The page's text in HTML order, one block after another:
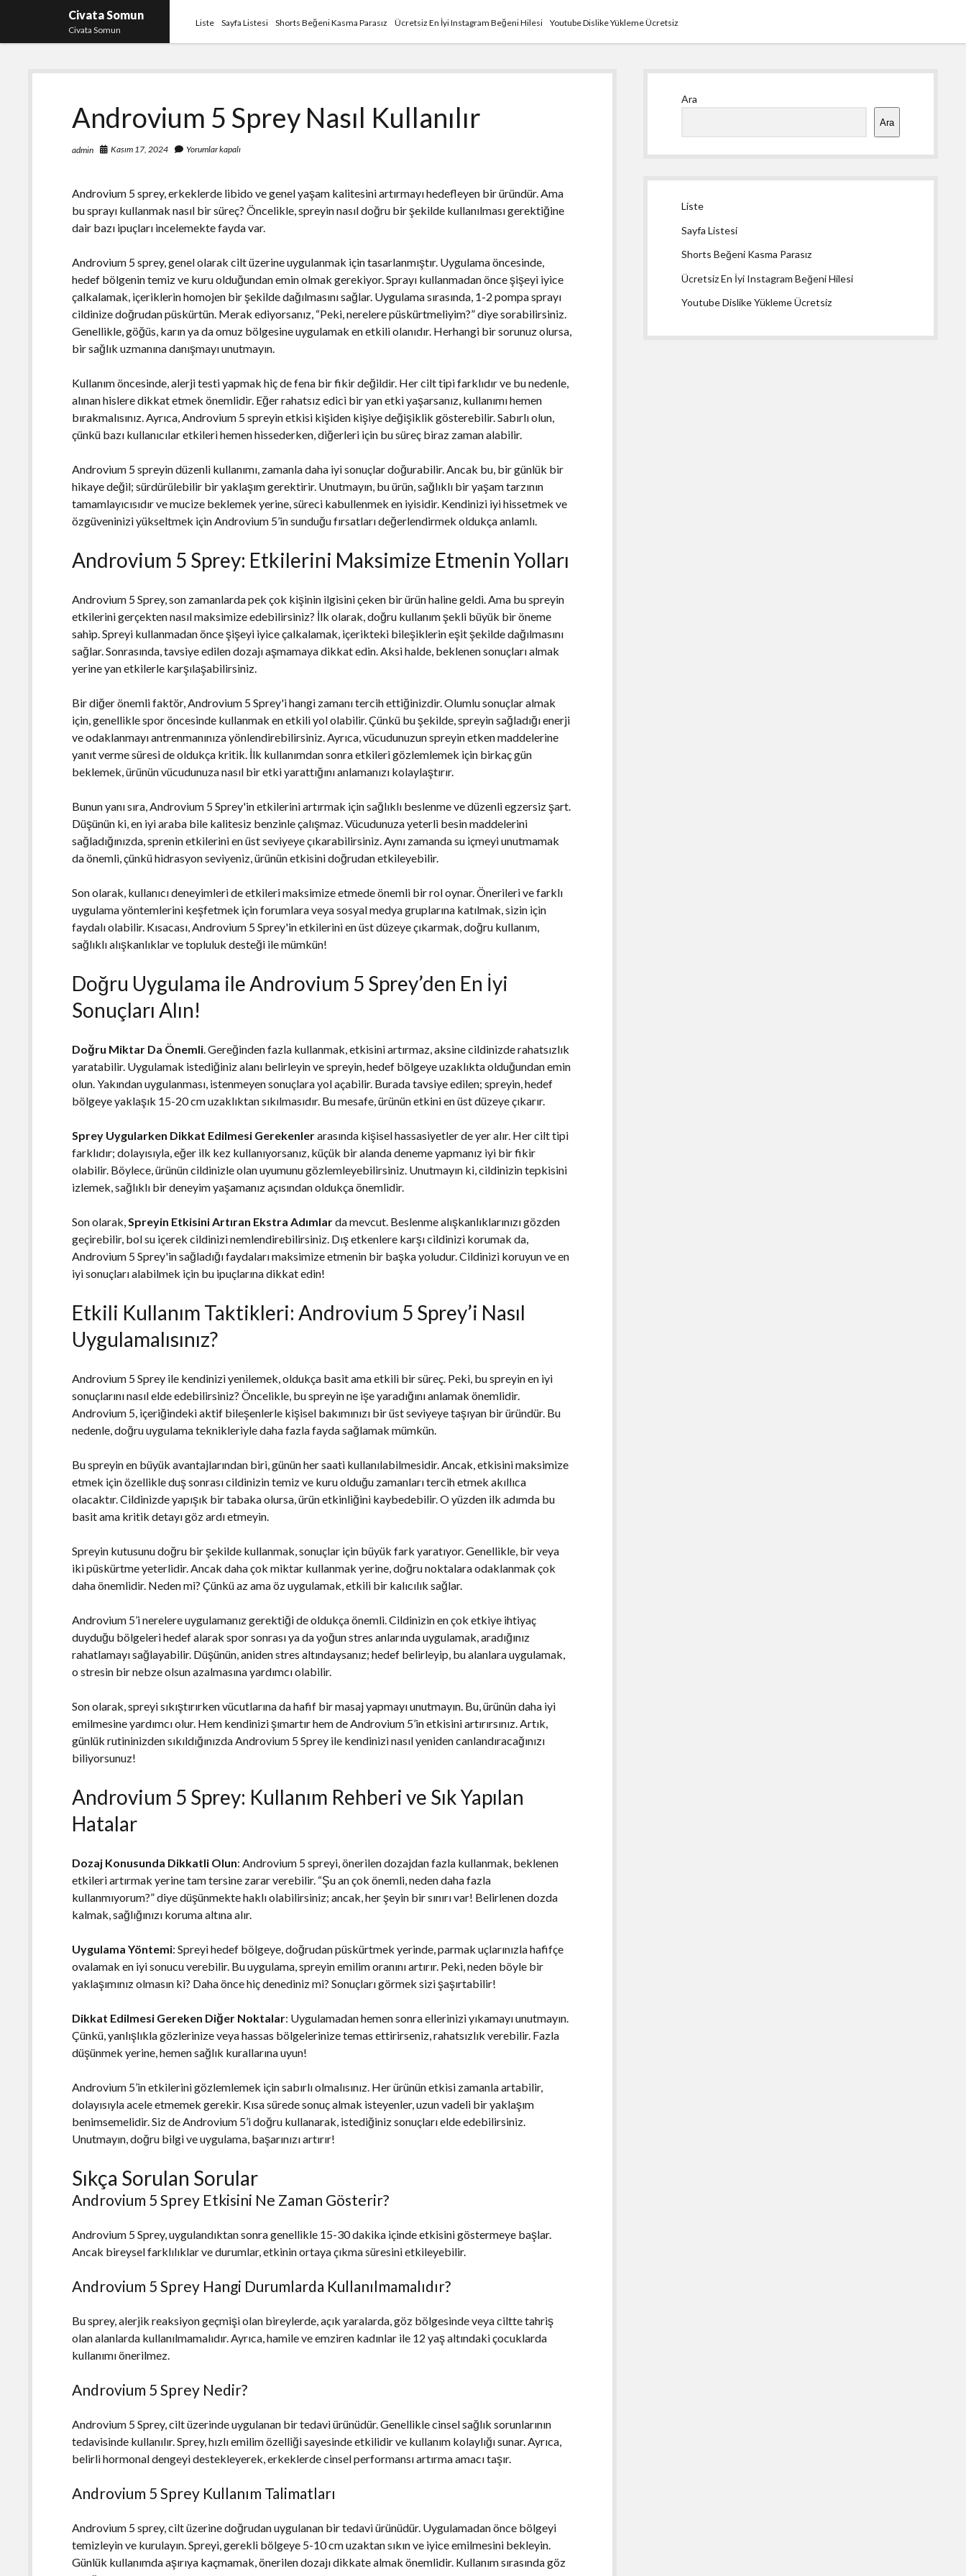
Civata Somun
Civata Somun
Liste Sayfa Listesi Shorts Beğeni Kasma Parasız Ücretsiz En İyi Instagram Beğeni Hilesi Youtube Dislike Yükleme Ücretsiz
Androvium 5 Sprey Nasıl Kullanılır
admin Kasım 17, 2024 Yorumlar kapalı
Androvium 5 sprey, erkeklerde libido ve genel yaşam kalitesini artırmayı hedefleyen bir üründür. Ama
bu sprayı kullanmak nasıl bir süreç? Öncelikle, spreyin nasıl doğru bir şekilde kullanılması gerektiğine
dair bazı ipuçları incelemekte fayda var.
Androvium 5 sprey, genel olarak cilt üzerine uygulanmak için tasarlanmıştır. Uygulama öncesinde,
hedef bölgenin temiz ve kuru olduğundan emin olmak gerekiyor. Sprayı kullanmadan önce şişeyi iyice
çalkalamak, içeriklerin homojen bir şekilde dağılmasını sağlar. Uygulama sırasında, 1-2 pompa sprayı
cildinize doğrudan püskürtün. Merak ediyorsanız, “Peki, nerelere püskürtmeliyim?” diye sorabilirsiniz.
Genellikle, göğüs, karın ya da omuz bölgesine uygulamak en etkili olanıdır. Herhangi bir sorunuz olursa,
bir sağlık uzmanına danışmayı unutmayın.
Kullanım öncesinde, alerji testi yapmak hiç de fena bir fikir değildir. Her cilt tipi farklıdır ve bu nedenle,
alınan hislere dikkat etmek önemlidir. Eğer rahatsız edici bir yan etki yaşarsanız, kullanımı hemen
bırakmalısınız. Ayrıca, Androvium 5 spreyin etkisi kişiden kişiye değişiklik gösterebilir. Sabırlı olun,
çünkü bazı kullanıcılar etkileri hemen hissederken, diğerleri için bu süreç biraz zaman alabilir.
Androvium 5 spreyin düzenli kullanımı, zamanla daha iyi sonuçlar doğurabilir. Ancak bu, bir günlük bir
hikaye değil; sürdürülebilir bir yaklaşım gerektirir. Unutmayın, bu ürün, sağlıklı bir yaşam tarzının
tamamlayıcısıdır ve mucize beklemek yerine, süreci kabullenmek en iyisidir. Kendinizi iyi hissetmek ve
özgüveninizi yükseltmek için Androvium 5’in sunduğu fırsatları değerlendirmek oldukça anlamlı.
Androvium 5 Sprey: Etkilerini Maksimize Etmenin Yolları
Androvium 5 Sprey, son zamanlarda pek çok kişinin ilgisini çeken bir ürün haline geldi. Ama bu spreyin
etkilerini gerçekten nasıl maksimize edebilirsiniz? İlk olarak, doğru kullanım şekli büyük bir öneme
sahip. Spreyi kullanmadan önce şişeyi iyice çalkalamak, içerikteki bileşiklerin eşit şekilde dağılmasını
sağlar. Sonrasında, tavsiye edilen dozajı aşmamaya dikkat edin. Aksi halde, beklenen sonuçları almak
yerine yan etkilerle karşılaşabilirsiniz.
Bir diğer önemli faktör, Androvium 5 Sprey'i hangi zamanı tercih ettiğinizdir. Olumlu sonuçlar almak
için, genellikle spor öncesinde kullanmak en etkili yol olabilir. Çünkü bu şekilde, spreyin sağladığı enerji
ve odaklanmayı antrenmanınıza yönlendirebilirsiniz. Ayrıca, vücudunuzun spreyin etken maddelerine
yanıt verme süresi de oldukça kritik. İlk kullanımdan sonra etkileri gözlemlemek için birkaç gün
beklemek, ürünün vücudunuza nasıl bir etki yarattığını anlamanızı kolaylaştırır.
Bunun yanı sıra, Androvium 5 Sprey'in etkilerini artırmak için sağlıklı beslenme ve düzenli egzersiz şart.
Düşünün ki, en iyi araba bile kalitesiz benzinle çalışmaz. Vücudunuza yeterli besin maddelerini
sağladığınızda, sprenin etkilerini en üst seviyeye çıkarabilirsiniz. Aynı zamanda su içmeyi unutmamak
da önemli, çünkü hidrasyon seviyeniz, ürünün etkisini doğrudan etkileyebilir.
Son olarak, kullanıcı deneyimleri de etkileri maksimize etmede önemli bir rol oynar. Önerileri ve farklı
uygulama yöntemlerini keşfetmek için forumlara veya sosyal medya gruplarına katılmak, sizin için
faydalı olabilir. Kısacası, Androvium 5 Sprey'in etkilerini en üst düzeye çıkarmak, doğru kullanım,
sağlıklı alışkanlıklar ve topluluk desteği ile mümkün!
Doğru Uygulama ile Androvium 5 Sprey’den En İyi
Sonuçları Alın!
Doğru Miktar Da Önemli. Gereğinden fazla kullanmak, etkisini artırmaz, aksine cildinizde rahatsızlık
yaratabilir. Uygulamak istediğiniz alanı belirleyin ve spreyin, hedef bölgeye uzaklıkta olduğundan emin
olun. Yakından uygulanması, istenmeyen sonuçlara yol açabilir. Burada tavsiye edilen; spreyin, hedef
bölgeye yaklaşık 15-20 cm uzaklıktan sıkılmasıdır. Bu mesafe, ürünün etkini en üst düzeye çıkarır.
Sprey Uygularken Dikkat Edilmesi Gerekenlerarasında kişisel hassasiyetler de yer alır. Her cilt tipi
farklıdır; dolayısıyla, eğer ilk kez kullanıyorsanız, küçük bir alanda deneme yapmanız iyi bir fikir
olabilir. Böylece, ürünün cildinizle olan uyumunu gözlemleyebilirsiniz. Unutmayın ki, cildinizin tepkisini
izlemek, sağlıklı bir deneyim yaşamanız açısından oldukça önemlidir.
Son olarak,Spreyin Etkisini Artıran Ekstra Adımlarda mevcut. Beslenme alışkanlıklarınızı gözden
geçirebilir, bol su içerek cildinizi nemlendirebilirsiniz. Dış etkenlere karşı cildinizi korumak da,
Androvium 5 Sprey'in sağladığı faydaları maksimize etmenin bir başka yoludur. Cildinizi koruyun ve en
iyi sonuçları alabilmek için bu ipuçlarına dikkat edin!
Etkili Kullanım Taktikleri: Androvium 5 Sprey’i Nasıl
Uygulamalısınız?
Androvium 5 Sprey ile kendinizi yenilemek, oldukça basit ama etkili bir süreç. Peki, bu spreyin en iyi
sonuçlarını nasıl elde edebilirsiniz? Öncelikle, bu spreyin ne işe yaradığını anlamak önemlidir.
Androvium 5, içeriğindeki aktif bileşenlerle kişisel bakımınızı bir üst seviyeye taşıyan bir üründür. Bu
nedenle, doğru uygulama teknikleriyle daha fazla fayda sağlamak mümkün.
Bu spreyin en büyük avantajlarından biri, günün her saati kullanılabilmesidir. Ancak, etkisini maksimize
etmek için özellikle duş sonrası cildinizin temiz ve kuru olduğu zamanları tercih etmek akıllıca
olacaktır. Cildinizde yapışık bir tabaka olursa, ürün etkinliğini kaybedebilir. O yüzden ilk adımda bu
basit ama kritik detayı göz ardı etmeyin.
Spreyin kutusunu doğru bir şekilde kullanmak, sonuçlar için büyük fark yaratıyor. Genellikle, bir veya
iki püskürtme yeterlidir. Ancak daha çok miktar kullanmak yerine, doğru noktalara odaklanmak çok
daha önemlidir. Neden mi? Çünkü az ama öz uygulamak, etkili bir kalıcılık sağlar.
Androvium 5’i nerelere uygulamanız gerektiği de oldukça önemli. Cildinizin en çok etkiye ihtiyaç
duyduğu bölgeleri hedef alarak spor sonrası ya da yoğun stres anlarında uygulamak, aradığınız
rahatlamayı sağlayabilir. Düşünün, aniden stres altındaysanız; hedef belirleyip, bu alanlara uygulamak,
o stresin bir nebze olsun azalmasına yardımcı olabilir.
Son olarak, spreyi sıkıştırırken vücutlarına da hafif bir masaj yapmayı unutmayın. Bu, ürünün daha iyi
emilmesine yardımcı olur. Hem kendinizi şımartır hem de Androvium 5’in etkisini artırırsınız. Artık,
günlük rutininizden sıkıldığınızda Androvium 5 Sprey ile kendinizi nasıl yeniden canlandıracağınızı
biliyorsunuz!
Androvium 5 Sprey: Kullanım Rehberi ve Sık Yapılan
Hatalar
Dozaj Konusunda Dikkatli Olun: Androvium 5 spreyi, önerilen dozajdan fazla kullanmak, beklenen
etkileri artırmak yerine tam tersine zarar verebilir. “Şu an çok önemli, neden daha fazla
kullanmıyorum?” diye düşünmekte haklı olabilirsiniz; ancak, her şeyin bir sınırı var! Belirlenen dozda
kalmak, sağlığınızı koruma altına alır.
Uygulama Yöntemi: Spreyi hedef bölgeye, doğrudan püskürtmek yerinde, parmak uçlarınızla hafifçe
ovalamak en iyi sonucu verebilir. Bu uygulama, spreyin emilim oranını artırır. Peki, neden böyle bir
yaklaşımınız olmasın ki? Daha önce hiç denediniz mi? Sonuçları görmek sizi şaşırtabilir!
Dikkat Edilmesi Gereken Diğer Noktalar: Uygulamadan hemen sonra ellerinizi yıkamayı unutmayın.
Çünkü, yanlışlıkla gözlerinize veya hassas bölgelerinize temas ettirirseniz, rahatsızlık verebilir. Fazla
düşünmek yerine, hemen sağlık kurallarına uyun!
Androvium 5’in etkilerini gözlemlemek için sabırlı olmalısınız. Her ürünün etkisi zamanla artabilir,
dolayısıyla acele etmemek gerekir. Kısa sürede sonuç almak isteyenler, uzun vadeli bir yaklaşım
benimsemelidir. Siz de Androvium 5’i doğru kullanarak, istediğiniz sonuçları elde edebilirsiniz.
Unutmayın, doğru bilgi ve uygulama, başarınızı artırır!
Sıkça Sorulan Sorular
Androvium 5 Sprey Etkisini Ne Zaman Gösterir?
Androvium 5 Sprey, uygulandıktan sonra genellikle 15-30 dakika içinde etkisini göstermeye başlar.
Ancak bireysel farklılıklar ve durumlar, etkinin ortaya çıkma süresini etkileyebilir.
Androvium 5 Sprey Hangi Durumlarda Kullanılmamalıdır?
Bu sprey, alerjik reaksiyon geçmişi olan bireylerde, açık yaralarda, göz bölgesinde veya ciltte tahriş
olan alanlarda kullanılmamalıdır. Ayrıca, hamile ve emziren kadınlar ile 12 yaş altındaki çocuklarda
kullanımı önerilmez.
Androvium 5 Sprey Nedir?
Androvium 5 Sprey, cilt üzerinde uygulanan bir tedavi ürünüdür. Genellikle cinsel sağlık sorunlarının
tedavisinde kullanılır. Sprey, hızlı emilim özelliği sayesinde etkilidir ve kullanım kolaylığı sunar. Ayrıca,
belirli hormonal dengeyi destekleyerek, erkeklerde cinsel performansı artırma amacı taşır.
Androvium 5 Sprey Kullanım Talimatları
Androvium 5 sprey, cilt üzerine doğrudan uygulanan bir tedavi ürünüdür. Uygulamadan önce bölgeyi
temizleyin ve kurulayın. Spreyi, gerekli bölgeye 5-10 cm uzaktan sıkın ve iyice emilmesini bekleyin.
Günlük kullanımda aşırıya kaçmamak, önerilen dozajı dikkate almak önemlidir. Kullanım sırasında göz
Ara
Ara
Liste
Sayfa Listesi
Shorts Beğeni Kasma Parasız
Ücretsiz En İyi Instagram Beğeni Hilesi
Youtube Dislike Yükleme Ücretsiz